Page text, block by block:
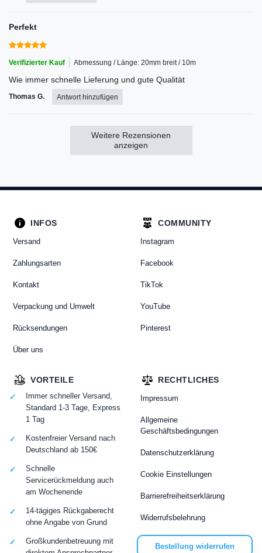
Perfekt
Verifizierter Kauf Abmessung / Länge: 20mm breit / 10m
Wie immer schnelle Lieferung und gute Qualität
Thomas G. Antwort hinzufügen
Weitere Rezensionen
anzeigen
INFOS
Versand
Zahlungsarten
Kontakt
Verpackung und Umwelt
Rücksendungen
Über uns
COMMUNITY
Instagram
Facebook
TikTok
YouTube
Pinterest
RECHTLICHES
Impressum
Allgemeine
Geschäftsbedingungen
Datenschutzerklärung
Cookie Einstellungen
Barrierefreiheitserklärung
Widerrufsbelehrung
Bestellung widerrufen
VORTEILE
Immer schneller Versand,
Standard 1-3 Tage, Express
1 Tag
Kostenfreier Versand nach
Deutschland ab 150€
Schnelle
Servicerückmeldung auch
am Wochenende
14-tägiges Rückgaberecht
ohne Angabe von Grund
Großkundenbetreuung mit